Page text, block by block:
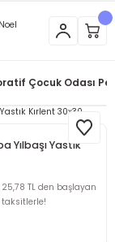
Çocuk Odası
Yılbaşı Yastık
25,78 TL den başlayan
taksitlerle!